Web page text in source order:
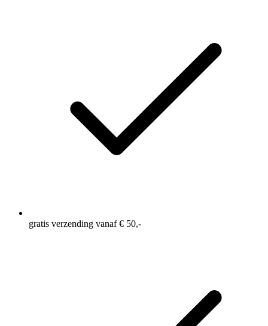
gratis verzending vanaf € 50,-